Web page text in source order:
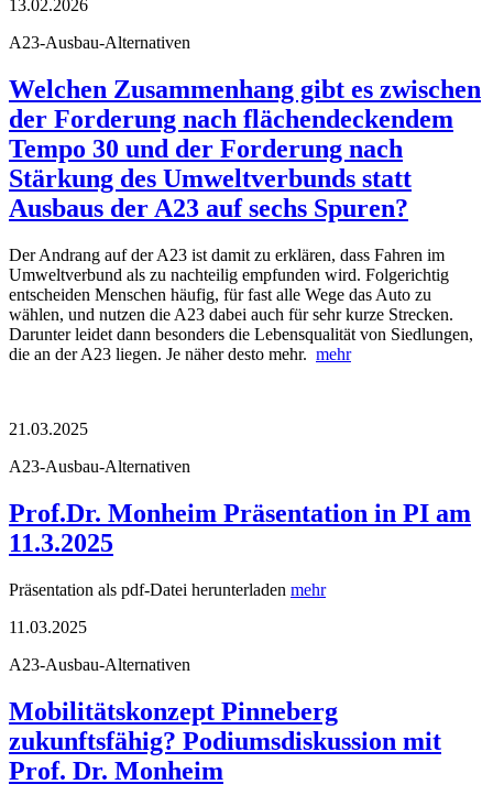
13.02.2026
A23-Ausbau-Alternativen
Welchen Zusammenhang gibt es zwischen
der Forderung nach flächendeckendem
Tempo 30 und der Forderung nach
Stärkung des Umweltverbunds statt
Ausbaus der A23 auf sechs Spuren?
Der Andrang auf der A23 ist damit zu erklären, dass Fahren im
Umweltverbund als zu nachteilig empfunden wird. Folgerichtig
entscheiden Menschen häufig, für fast alle Wege das Auto zu
wählen, und nutzen die A23 dabei auch für sehr kurze Strecken.
Darunter leidet dann besonders die Lebensqualität von Siedlungen,
die an der A23 liegen. Je näher desto mehr. mehr
21.03.2025
A23-Ausbau-Alternativen
Prof.Dr. Monheim Präsentation in PI am
11.3.2025
Präsentation als pdf-Datei herunterladen mehr
11.03.2025
A23-Ausbau-Alternativen
Mobilitätskonzept Pinneberg
zukunftsfähig? Podiumsdiskussion mit
Prof. Dr. Monheim